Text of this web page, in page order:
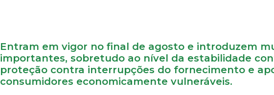
Entram em vigor no final de agosto e introduzem
importantes, sobretudo ao nível da estabilidade
proteção contra interrupções do fornecimento e
consumidores economicamente vulneráveis.